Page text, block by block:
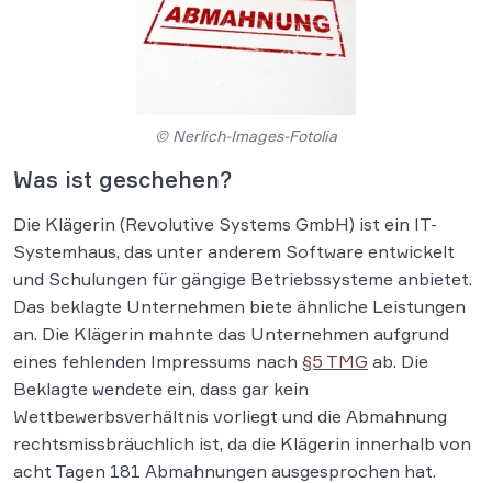
© Nerlich-Images-Fotolia
Was ist geschehen?
Die Klägerin (Revolutive Systems GmbH) ist ein IT-
Systemhaus, das unter anderem Software entwickelt
und Schulungen für gängige Betriebssysteme anbietet.
Das beklagte Unternehmen biete ähnliche Leistungen
an. Die Klägerin mahnte das Unternehmen aufgrund
eines fehlenden Impressums nach §5 TMG ab. Die
Beklagte wendete ein, dass gar kein
Wettbewerbsverhältnis vorliegt und die Abmahnung
rechtsmissbräuchlich ist, da die Klägerin innerhalb von
acht Tagen 181 Abmahnungen ausgesprochen hat.